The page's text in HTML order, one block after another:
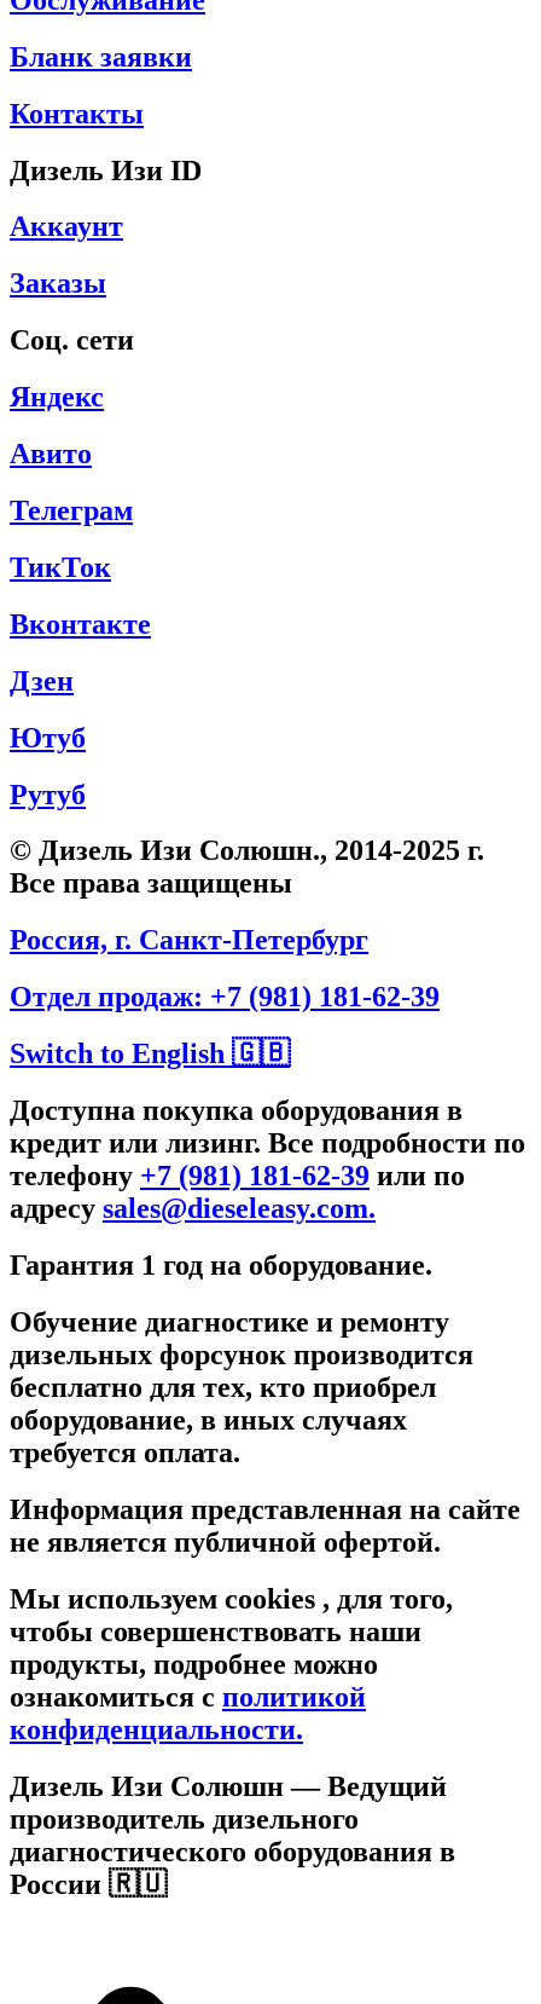
Бланк заявки
Контакты
Дизель Изи ID
Аккаунт
Заказы
Соц. сети
Яндекс
Авито
Телеграм
ТикТок
Вконтакте
Дзен
Ютуб
Рутуб
© Дизель Изи Солюшн., 2014-2025 г.
Все права защищены
Россия, г. Санкт-Петербург
Отдел продаж: +7 (981) 181-62-39
Switch to English 🇬🇧
Доступна покупка оборудования в
кредит или лизинг. Все подробности по
телефону +7 (981) 181-62-39 или по
адресу sales@dieseleasy.com.
Гарантия 1 год на оборудование.
Обучение диагностике и ремонту
дизельных форсунок производится
бесплатно для тех, кто приобрел
оборудование, в иных случаях
требуется оплата.
Информация представленная на сайте
не является публичной офертой.
Мы используем cookies , для того,
чтобы совершенствовать наши
продукты, подробнее можно
ознакомиться c политикой
конфиденциальности.
Дизель Изи Солюшн— Ведущий
производитель дизельного
диагностического оборудования в
России 🇷🇺